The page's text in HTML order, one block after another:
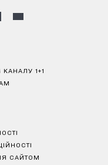
1+1
САЙТОМ